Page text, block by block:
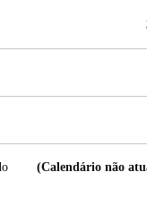
(Calendário não